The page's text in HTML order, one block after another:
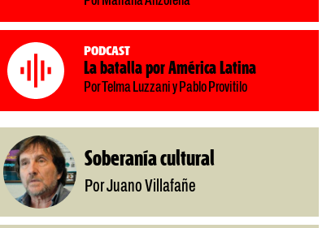
Podcast
La batalla por América Latina
Por Telma Luzzani y Pablo Provitilo
Soberanía cultural
Por Juano Villafañe